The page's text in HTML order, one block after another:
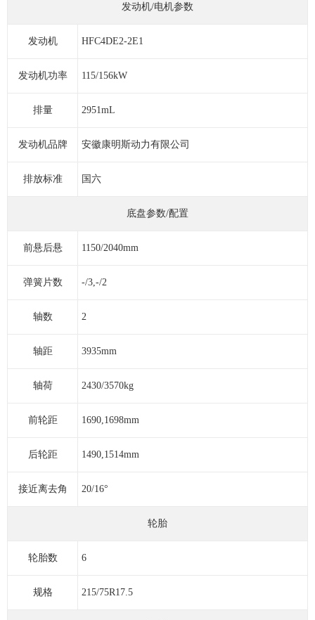
发动机/电机参数
发动机 HFC4DE2-2E1
发动机功率 115/156kW
排量 2951mL
发动机品牌 安徽康明斯动力有限公司
排放标准 国六
底盘参数/配置
前悬后悬 1150/2040mm
弹簧片数 -/3,-/2
轴数 2
轴距 3935mm
轴荷 2430/3570kg
前轮距 1690,1698mm
后轮距 1490,1514mm
接近离去角 20/16°
轮胎
轮胎数 6
规格 215/75R17.5